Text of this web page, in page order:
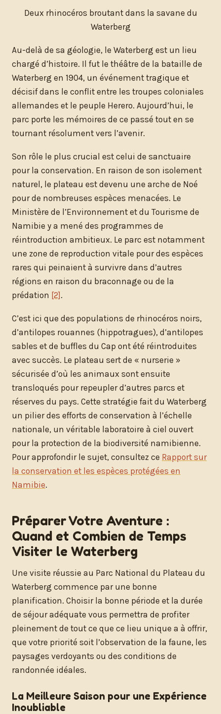
Deux rhinocéros broutant dans la savane du
Waterberg
Au-delà de sa géologie, le Waterberg est un lieu
chargé d’histoire. Il fut le théâtre de la bataille de
Waterberg en 1904, un événement tragique et
décisif dans le conflit entre les troupes coloniales
allemandes et le peuple Herero. Aujourd’hui, le
parc porte les mémoires de ce passé tout en se
tournant résolument vers l’avenir.
Son rôle le plus crucial est celui de sanctuaire
pour la conservation. En raison de son isolement
naturel, le plateau est devenu une arche de Noé
pour de nombreuses espèces menacées. Le
Ministère de l’Environnement et du Tourisme de
Namibie y a mené des programmes de
réintroduction ambitieux. Le parc est notamment
une zone de reproduction vitale pour des espèces
rares qui peinaient à survivre dans d’autres
régions en raison du braconnage ou de la
prédation [2].
C’est ici que des populations de rhinocéros noirs,
d’antilopes rouannes (hippotragues), d’antilopes
sables et de buffles du Cap ont été réintroduites
avec succès. Le plateau sert de « nurserie »
sécurisée d’où les animaux sont ensuite
transloqués pour repeupler d’autres parcs et
réserves du pays. Cette stratégie fait du Waterberg
un pilier des efforts de conservation à l’échelle
nationale, un véritable laboratoire à ciel ouvert
pour la protection de la biodiversité namibienne.
Pour approfondir le sujet, consultez ce Rapport sur
la conservation et les espèces protégées en
Namibie.
Préparer Votre Aventure :
Quand et Combien de Temps
Visiter le Waterberg
Une visite réussie au Parc National du Plateau du
Waterberg commence par une bonne
planification. Choisir la bonne période et la durée
de séjour adéquate vous permettra de profiter
pleinement de tout ce que ce lieu unique a à offrir,
que votre priorité soit l’observation de la faune, les
paysages verdoyants ou des conditions de
randonnée idéales.
La Meilleure Saison pour une Expérience
Inoubliable